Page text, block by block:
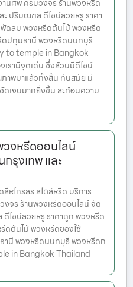
นศพ ครบวงจร ร้านพวงหรีด
ปริมณฑล ดีไซน์สวยหรู ราคา
ดลม พวงหรีดต้นไม้ พวงหรีด
ดปทุมธานี พวงหรีดนนทบุรี
to temple in Bangkok
เรามีจุดเด่น ซึ่งล้วนมีดีไซน์
าพมาแล้วทั้งสิ้น ทันสมัย มี
เจนมากยิ่งขึ้น สะท้อนความ
งหรีดออนไลน์
รุงเทพ และ
ไกรสร สไตล์หรีด บริการ
จร ร้านพวงหรีดออนไลน์ จัด
ไซน์สวยหรู ราคาถูก พวงหรีด
ต้นไม้ พวงหรีดของใช้
านี พวงหรีดนนทบุรี พวงหรีดก
in Bangkok Thailand